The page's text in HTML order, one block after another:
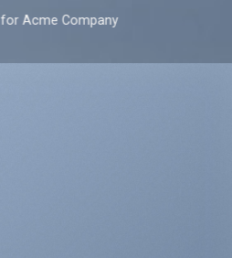
Acme Company